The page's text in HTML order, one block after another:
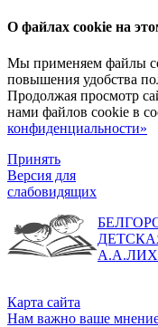
О файлах cookie на
Мы применяем файлы
повышения удобства
Продолжая просмотр
нами файлов cookie в
конфиденциальности»
Принять
Версия для
слабовидящих
Карта сайта
Нам важно ваше